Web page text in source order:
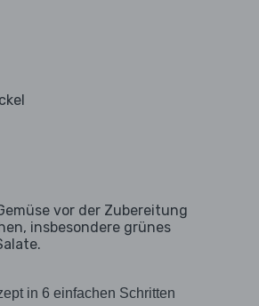
vor der Zubereitung
insbesondere grünes
in 6 einfachen Schritten